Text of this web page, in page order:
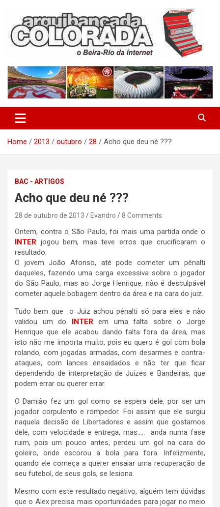
content
Arquibancada Colorada
Home 2013 outubro 28 Acho que deu né ???
BAC - ARTIGOS
Acho que deu né ???
28 de outubro de 2013 Evandro 8 Comments
Ontem, contra o São Paulo, foi mais uma partida onde o
INTER jogou bem, mas teve erros que crucificaram o
resultado.
O jovem João Afonso, até pode cometer um pênalti
daqueles, fazendo uma carga excessiva sobre o jogador
do São Paulo, mas ao Jorge Henrique, não é desculpável
cometer aquele bobagem dentro da área e na cara do juiz.
Tudo bem que o Juiz achou pênalti só para eles e não
validou um do INTER em uma falta sobre o Jorge
Henrique que ele acabou dando falta fora da área, mas
isto não me importa muito, pois eu quero é gol com bola
rolando, com jogadas armadas, com desarmes e contra-
ataques, com lances ensaidados e não ter que ficar
dependendo de interpretação de Juízes e Bandeiras, que
podem errar ou querer errar.
O Damião fez um gol como se espera dele, por ser um
jogador corpulento e rompedor. Foi assim que ele surgiu
naquela decisão de Libertadores e assim que gostamos
dele, com velocidade e entrega, mas….. anda numa fase
ruim, pois um pouco antes, perdeu um gol na cara do
goleiro, onde escorou a bola para fora. Infelizmente,
quando ele começa a querer ensaiar uma recuperação de
seu futebol, de seus gols, se lesiona.
Mesmo com este resultado negativo, alguém tem dúvidas
que o Alex precisa mais oportunidades para jogar no meio